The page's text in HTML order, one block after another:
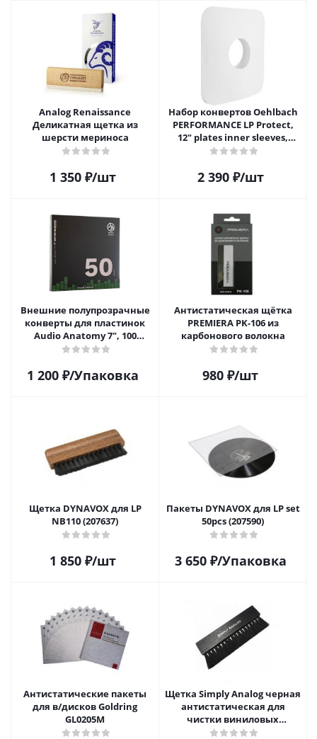
Analog Renaissance
Деликатная щетка из
шерсти мериноса
1 350₽/шт
Набор конвертов Oehlbach
PERFORMANCE LP Protect,
12" plates inner sleeves,
D1C2611
2 390₽/шт
Внешние полупрозрачные
конверты для пластинок
Audio Anatomy 7", 100
микрон, полиэтилен (50 шт)
1 200₽/Упаковка
Антистатическая щётка
PREMIERA PK-106 из
карбонового волокна
980 ₽/шт
Щетка DYNAVOX для LP
NB110 (207637)
1 850₽/шт
Пакеты DYNAVOX для LP set
50pcs (207590)
3 650₽/Упаковка
Антистатические пакеты
для в/дисков Goldring
GL0205M
Щетка Simply Analog черная
антистатическая для
чистки виниловых
пластинок